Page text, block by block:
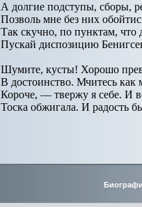
А долгие подступы, сборы,
Позволь мне без них
Так скучно, по пунктам, что
Пускай диспозицию
Шумите, кусты! Хорошо
В достоинство. Мчитесь как
Короче, — твержу я себе. И
Тоска обжигала. И радость